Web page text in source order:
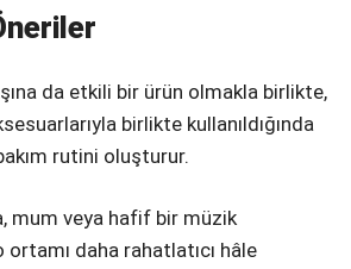
da etkili bir ürün olmakla birlikte,
birlikte kullanıldığında
rutini oluşturur.
mum veya hafif bir müzik
daha rahatlatıcı hâle